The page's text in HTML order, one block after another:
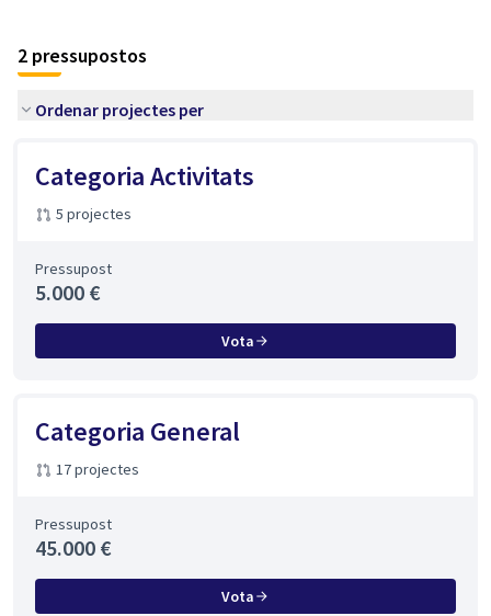
2 pressupostos
Ordenar projectes per
Categoria Activitats
5 projectes
Pressupost
5.000 €
Vota
Categoria General
17 projectes
Pressupost
45.000 €
Vota